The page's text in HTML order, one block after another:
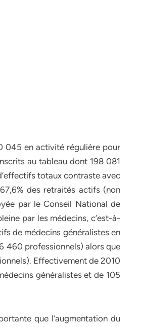
045 en activité régulière pour
au tableau dont 198 081
totaux contraste avec
des retraités actifs (non
par le Conseil National de
par les médecins, c’est-à-
de médecins généralistes en
460 professionnels) alors que
Effectivement de 2010
généralistes et de 105
que l’augmentation du